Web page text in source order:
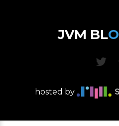
JVM BLO
hosted by